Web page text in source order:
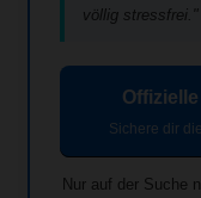
völlig
Sichere dir
Nur auf der Suche